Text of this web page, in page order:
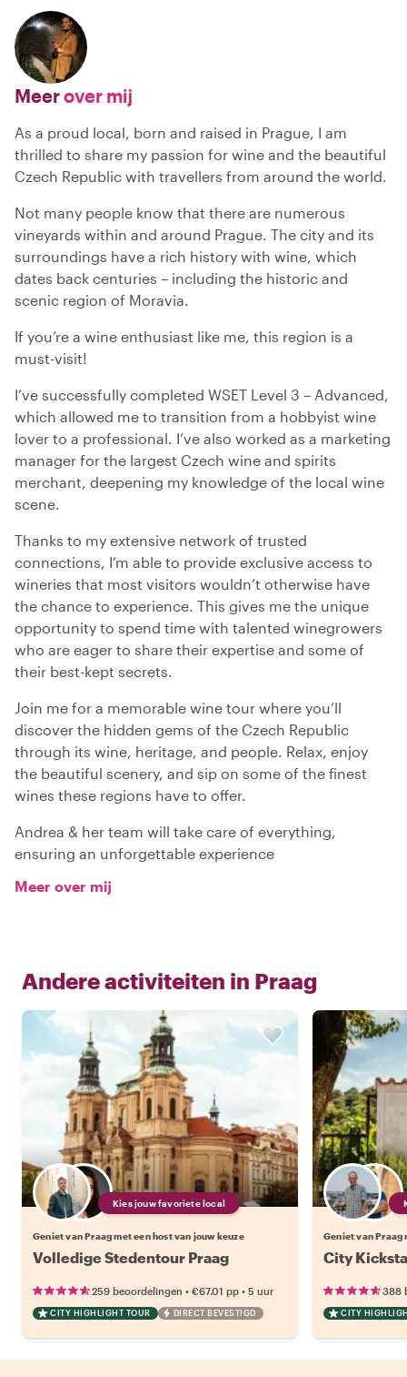
Meerover mij
As a proud local, born and raised in Prague, I am
thrilled to share my passion for wine and the beautiful
Czech Republic with travellers from around the world.
Not many people know that there are numerous
vineyards within and around Prague. The city and its
surroundings have a rich history with wine, which
dates back centuries – including the historic and
scenic region of Moravia.
If you’re a wine enthusiast like me, this region is a
must-visit!
I’ve successfully completed WSET Level 3 – Advanced,
which allowed me to transition from a hobbyist wine
lover to a professional. I’ve also worked as a marketing
manager for the largest Czech wine and spirits
merchant, deepening my knowledge of the local wine
scene.
Thanks to my extensive network of trusted
connections, I’m able to provide exclusive access to
wineries that most visitors wouldn’t otherwise have
the chance to experience. This gives me the unique
opportunity to spend time with talented winegrowers
who are eager to share their expertise and some of
their best-kept secrets.
Join me for a memorable wine tour where you’ll
discover the hidden gems of the Czech Republic
through its wine, heritage, and people. Relax, enjoy
the beautiful scenery, and sip on some of the finest
wines these regions have to offer.
Andrea & her team will take care of everything,
ensuring an unforgettable experience
Meer over mij
Andere activiteiten in Praag
Kies jouw favoriete local
Geniet van Praag met een host van jouw keuze
Volledige Stedentour Praag
259 beoordelingen • €67.01 pp • 5 uur
CITY HIGHLIGHT TOUR DIRECT BEVESTIGD
Geniet van Praag
City
388
CITY